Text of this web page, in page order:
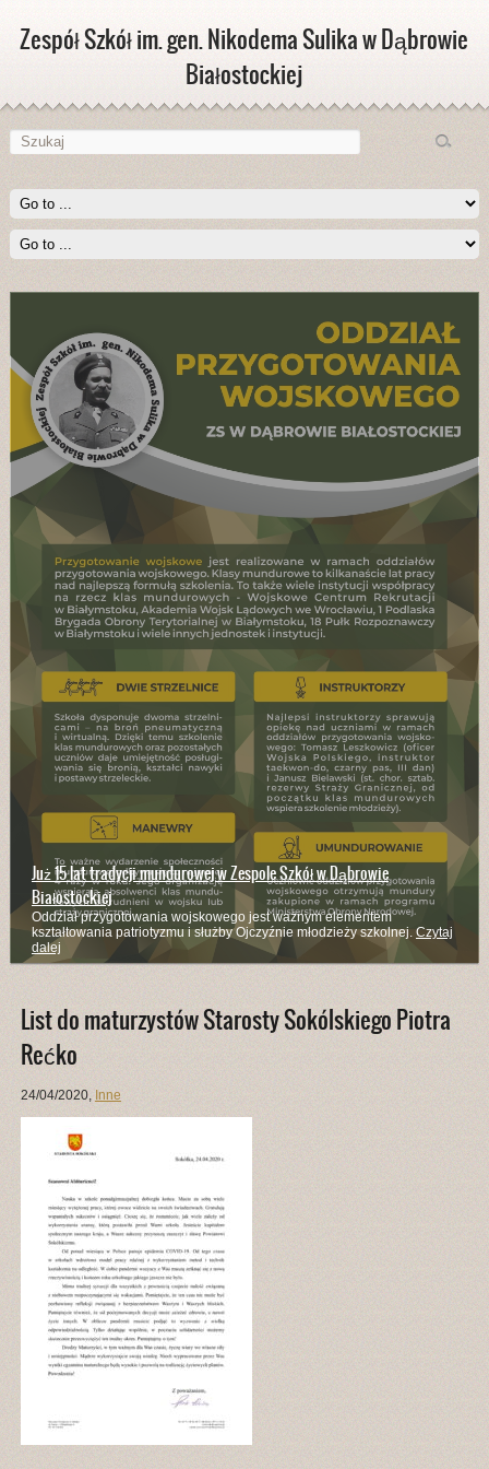
Zespół Szkół im. gen. Nikodema Sulika w Dąbrowie
Białostockiej
Już 15 lat tradycji mundurowej w Zespole Szkół w Dąbrowie
Białostockiej
Oddział przygotowania wojskowego jest ważnym elementem
kształtowania patriotyzmu i służby Ojczyźnie młodzieży szkolnej. Czytaj
dalej
List do maturzystów Starosty Sokólskiego Piotra
Rećko
24/04/2020, Inne